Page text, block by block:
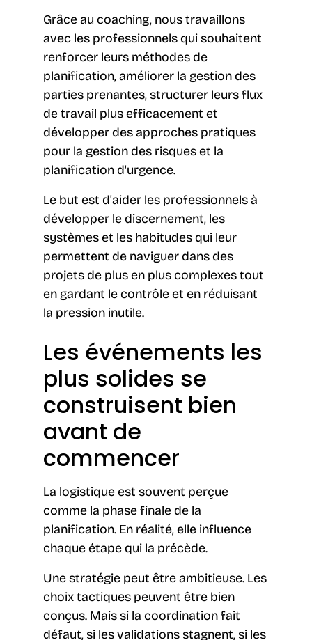
Grâce au coaching, nous travaillons
avec les professionnels qui souhaitent
renforcer leurs méthodes de
planification, améliorer la gestion des
parties prenantes, structurer leurs flux
de travail plus efficacement et
développer des approches pratiques
pour la gestion des risques et la
planification d'urgence.
Le but est d'aider les professionnels à
développer le discernement, les
systèmes et les habitudes qui leur
permettent de naviguer dans des
projets de plus en plus complexes tout
en gardant le contrôle et en réduisant
la pression inutile.
Les événements les
plus solides se
construisent bien
avant de
commencer
La logistique est souvent perçue
comme la phase finale de la
planification. En réalité, elle influence
chaque étape qui la précède.
Une stratégie peut être ambitieuse. Les
choix tactiques peuvent être bien
conçus. Mais si la coordination fait
défaut, si les validations stagnent, si les